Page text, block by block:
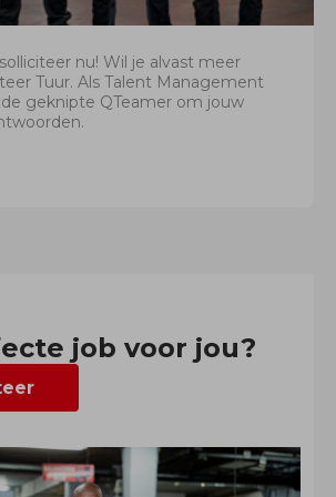
nu! Wil je alvast meer
Tuur. Als Talent Management
de geknipte QTeamer om jouw
job voor jou?